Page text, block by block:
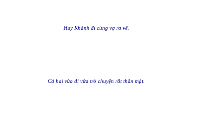
Huy Khánh đi cùng vợ ra về.
Cả hai vừa đi vừa trò chuyện rất thân mật.